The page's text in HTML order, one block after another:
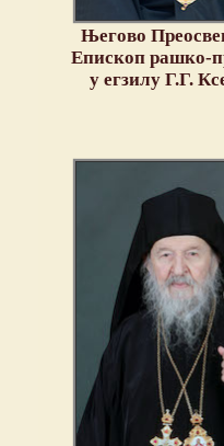
Његово
Епископ рашко-
у егзилу Г.Г.